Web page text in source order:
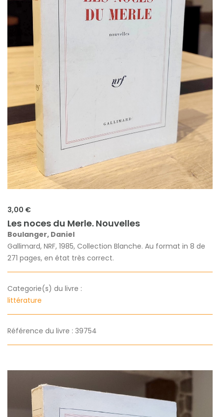
3,00 €
Les noces du Merle. Nouvelles
Boulanger, Daniel
Gallimard, NRF, 1985, Collection Blanche. Au format in 8 de
271 pages, en état très correct.
Categorie(s) du livre :
littérature
Référence du livre : 39754